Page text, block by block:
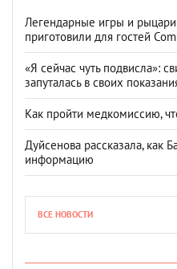
Легендарные игры и рыцари
приготовили для гостей
«Я сейчас чуть подвисла»:
запуталась в своих
Как пройти медкомиссию,
Дуйсенова рассказала, как
информацию
ВСЕ НОВОСТИ